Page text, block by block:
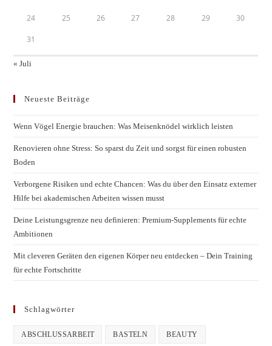
24 25 26 27 28 29 30
31
« Juli
Neueste Beiträge
Wenn Vögel Energie brauchen: Was Meisenknödel wirklich leisten
Renovieren ohne Stress: So sparst du Zeit und sorgst für einen robusten
Boden
Verborgene Risiken und echte Chancen: Was du über den Einsatz externer
Hilfe bei akademischen Arbeiten wissen musst
Deine Leistungsgrenze neu definieren: Premium-Supplements für echte
Ambitionen
Mit cleveren Geräten den eigenen Körper neu entdecken – Dein Training
für echte Fortschritte
Schlagwörter
ABSCHLUSSARBEIT BASTELN BEAUTY